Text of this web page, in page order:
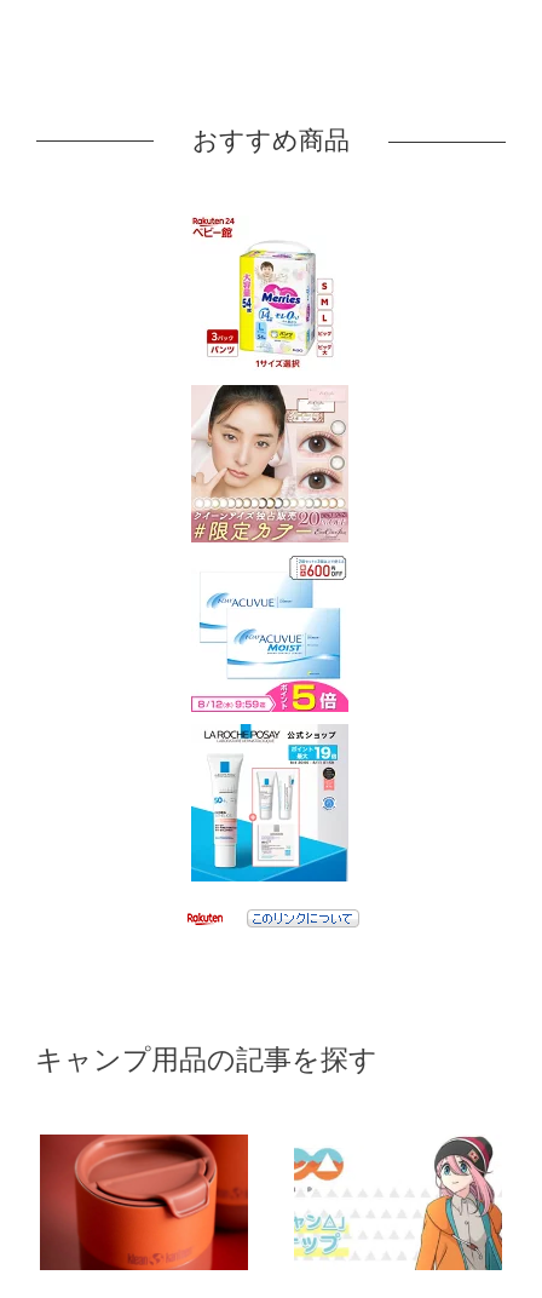
おすすめ商品
キャンプ用品の記事を探す